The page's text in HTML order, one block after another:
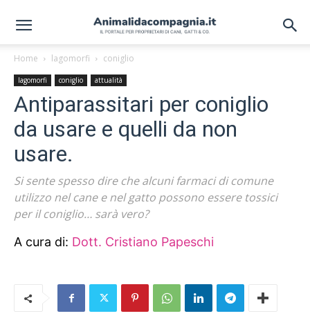
Home lagomorfi coniglio
lagomorfi coniglio attualità
Antiparassitari per coniglio
da usare e quelli da non
usare.
Si sente spesso dire che alcuni farmaci di comune
utilizzo nel cane e nel gatto possono essere tossici
per il coniglio… sarà vero?
A cura di: Dott. Cristiano Papeschi